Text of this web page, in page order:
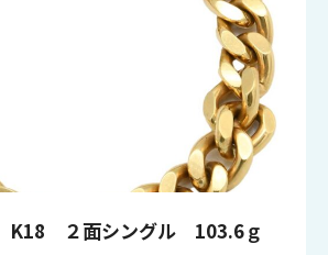
２面シングル 103.6ｇ